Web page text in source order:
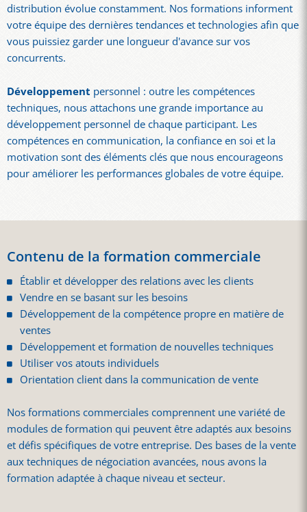
distribution évolue constamment. Nos formations informent
votre équipe des dernières tendances et technologies afin que
vous puissiez garder une longueur d'avance sur vos
concurrents.
Développement personnel : outre les compétences
techniques, nous attachons une grande importance au
développement personnel de chaque participant. Les
compétences en communication, la confiance en soi et la
motivation sont des éléments clés que nous encourageons
pour améliorer les performances globales de votre équipe.
Contenu de la formation commerciale
Établir et développer des relations avec les clients
Vendre en se basant sur les besoins
Développement de la compétence propre en matière de
ventes
Développement et formation de nouvelles techniques
Utiliser vos atouts individuels
Orientation client dans la communication de vente
Nos formations commerciales comprennent une variété de
modules de formation qui peuvent être adaptés aux besoins
et défis spécifiques de votre entreprise. Des bases de la vente
aux techniques de négociation avancées, nous avons la
formation adaptée à chaque niveau et secteur.